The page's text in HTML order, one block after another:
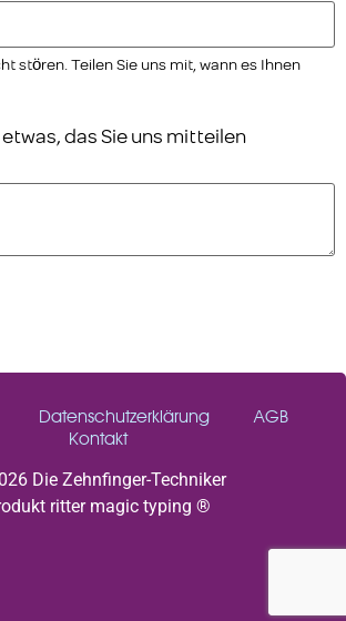
stören. Teilen Sie uns mit, wann es Ihnen
das Sie uns mitteilen
Datenschutzerklärung
AGB
Kontakt
Die Zehnfinger-Techniker
ritter magic typing ®